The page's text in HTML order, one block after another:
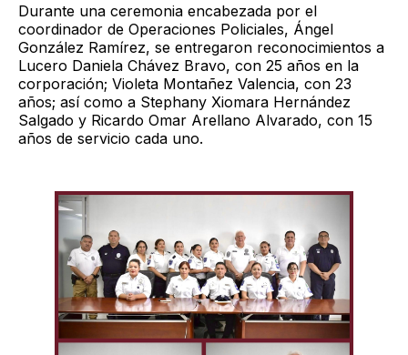
Durante una ceremonia encabezada por el
coordinador de Operaciones Policiales, Ángel
González Ramírez, se entregaron reconocimientos a
Lucero Daniela Chávez Bravo, con 25 años en la
corporación; Violeta Montañez Valencia, con 23
años; así como a Stephany Xiomara Hernández
Salgado y Ricardo Omar Arellano Alvarado, con 15
años de servicio cada uno.